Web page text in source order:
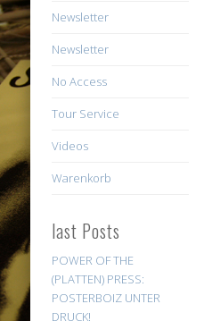
Newsletter
Newsletter
No Access
Tour Service
Videos
Warenkorb
last Posts
POWER OF THE
(PLATTEN) PRESS:
POSTERBOIZ UNTER
DRUCK!